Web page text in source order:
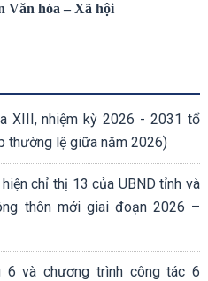
Văn hóa – Xã hội
XIII, nhiệm kỳ 2026 - 2031 tổ
thường lệ giữa năm 2026)
chỉ thị 13 của UBND tỉnh và
thôn mới giai đoạn 2026 –
6 và chương trình công tác 6